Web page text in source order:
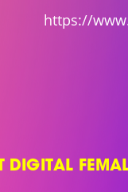
https://
DIGITAL